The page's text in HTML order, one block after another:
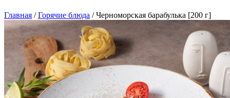
Главная /Горячие блюда /Черноморская барабулька [200 г]